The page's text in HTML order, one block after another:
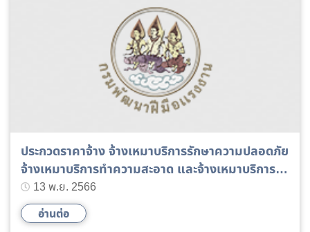
ประกวดราคาจ้าง จ้างเหมาบริการรักษาความปลอดภัย
จ้างเหมาบริการทำความสะอาด และจ้างเหมาบริการ
ดูแลสนามหญ้าสวนหย่อมและต้นไม้ ประจำปี 2567
13 พ.ย. 2566
อ่านต่อ